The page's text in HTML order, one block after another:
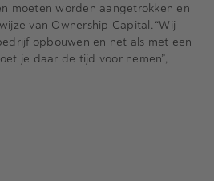
moeten worden aangetrokken en
van Ownership Capital. “Wij
opbouwen en net als met een
je daar de tijd voor nemen”,